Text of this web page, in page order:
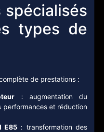
spécialisés
types de
de prestations :
: augmentation du
performances et réduction
E85 : transformation des